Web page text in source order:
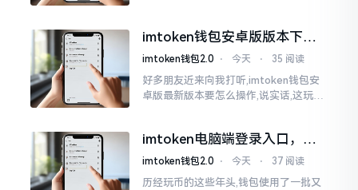
的模样
imtoken钱包安卓版版本下载
安装教程
imtoken钱包2.0 ⋅ 今天 ⋅ 35 阅读
好多朋友近来向我打听,imtoken钱包安
卓版最新版本要怎么操作,说实话,这玩意
0版本
imtoken电脑端登录入口，地
址在这里
imtoken钱包2.0 ⋅ 今天 ⋅ 37 阅读
历经玩币的这些年头,钱包使用了一批又